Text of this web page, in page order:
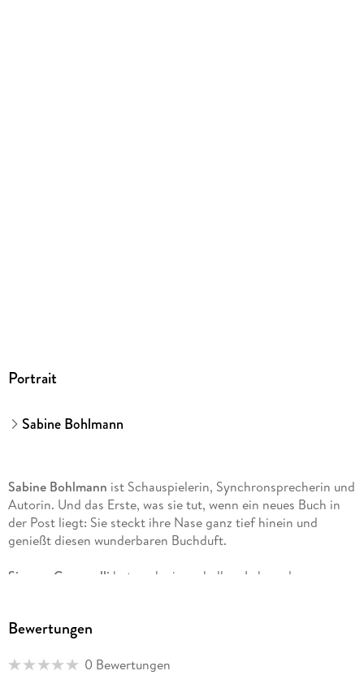
Portrait
Sabine Bohlmann
Sabine Bohlmann ist Schauspielerin, Synchronsprecherin und
Autorin. Und das Erste, was sie tut, wenn ein neues Buch in
der Post liegt: Sie steckt ihre Nase ganz tief hinein und
genießt diesen wunderbaren Buchduft.
Simona Ceccarelli hat nach einem halben Leben als
lebt mit ihrem Mann, zwei Kindern, drei Nationalitäten und
Bewertungen
0 Bewertungen